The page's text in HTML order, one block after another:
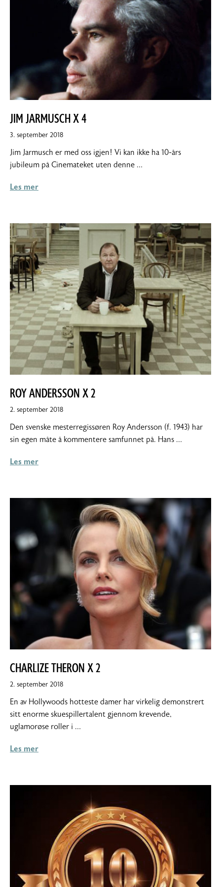
JIM JARMUSCH X 4
3. september 201824.
2018
Jim Jarmusch er med oss igjen! Vi kan ikke ha 10-års
jubileum på Cinemateket uten denne …
Les mer
ROY ANDERSSON X 2
2. september 201810.
2018
Den svenske mesterregissøren Roy Andersson (f. 1943) har
sin egen måte å kommentere samfunnet på. Hans …
Les mer
CHARLIZE THERON X 2
2. september 201810.
2018
En av Hollywoods hotteste damer har virkelig demonstrert
sitt enorme skuespillertalent gjennom krevende,
uglamorøse roller i …
Les mer